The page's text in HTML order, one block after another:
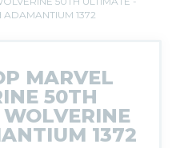
MARVEL
50TH
1372